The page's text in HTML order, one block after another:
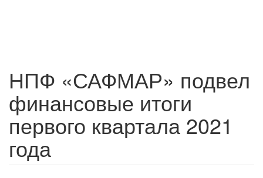
НПФ «САФМАР» подвел
финансовые итоги
первого квартала 2021
года